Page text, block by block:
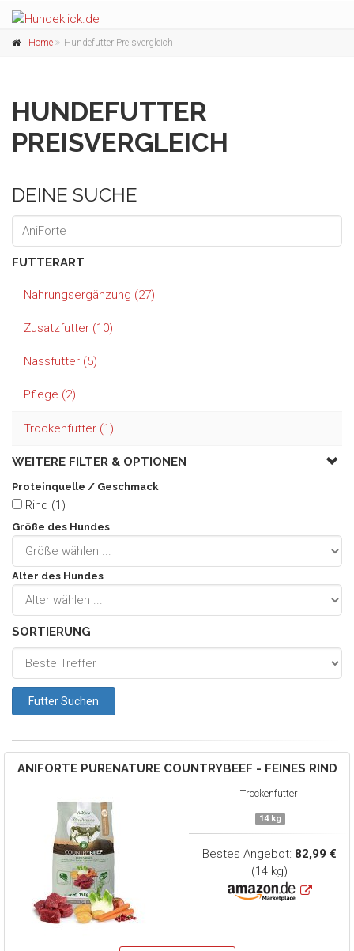
Home Hundefutter Preisvergleich
HUNDEFUTTER
PREISVERGLEICH
DEINE SUCHE
FUTTERART
Nahrungsergänzung (27)
Zusatzfutter (10)
Nassfutter (5)
Pflege (2)
Trockenfutter (1)
WEITERE FILTER & OPTIONEN
Proteinquelle / Geschmack
Rind (1)
Größe des Hundes
Alter des Hundes
SORTIERUNG
ANIFORTEPURENATURE COUNTRYBEEF - FEINES RIND
Trockenfutter
14 kg
Bestes Angebot: 82,99 €
(14 kg)